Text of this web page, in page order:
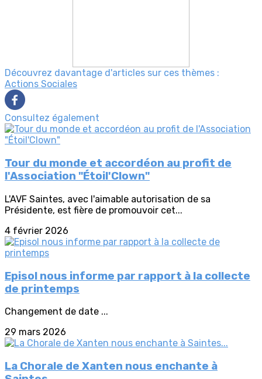
Découvrez davantage d'articles sur ces thèmes :
Actions Sociales
Consultez également
Tour du monde et accordéon au profit de
l'Association "Étoil'Clown"
L'AVF Saintes, avec l'aimable autorisation de sa
Présidente, est fière de promouvoir cet...
4 février 2026
Episol nous informe par rapport à la collecte
de printemps
Changement de date ...
29 mars 2026
La Chorale de Xanten nous enchante à